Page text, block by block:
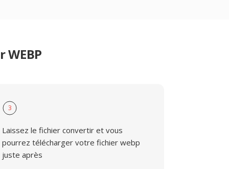
3
Laissez le fichier convertir et vous
pourrez télécharger votre fichier webp
juste après